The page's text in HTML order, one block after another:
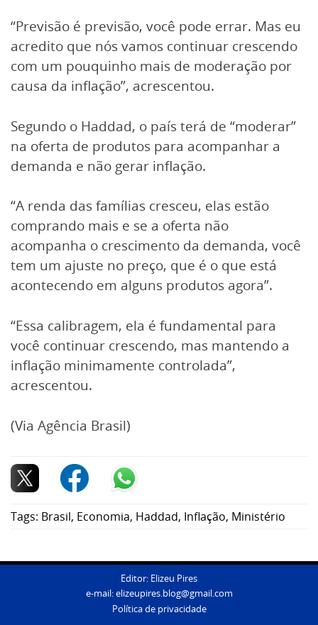
“Previsão é previsão, você pode errar. Mas eu
acredito que nós vamos continuar crescendo
com um pouquinho mais de moderação por
causa da inflação”, acrescentou.
Segundo o Haddad, o país terá de “moderar”
na oferta de produtos para acompanhar a
demanda e não gerar inflação.
“A renda das famílias cresceu, elas estão
comprando mais e se a oferta não
acompanha o crescimento da demanda, você
tem um ajuste no preço, que é o que está
acontecendo em alguns produtos agora”.
“Essa calibragem, ela é fundamental para
você continuar crescendo, mas mantendo a
inflação minimamente controlada”,
acrescentou.
(Via Agência Brasil)
Tags: Brasil, Economia, Haddad, Inflação, Ministério
Editor: Elizeu Pires
e-mail:elizeupires.blog@gmail.com
Política de privacidade